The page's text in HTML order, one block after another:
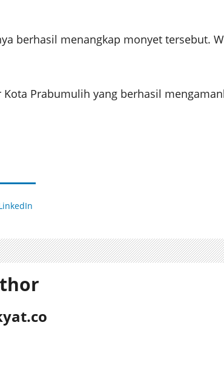
berhasil menangkap monyet tersebut.
Prabumulih yang berhasil